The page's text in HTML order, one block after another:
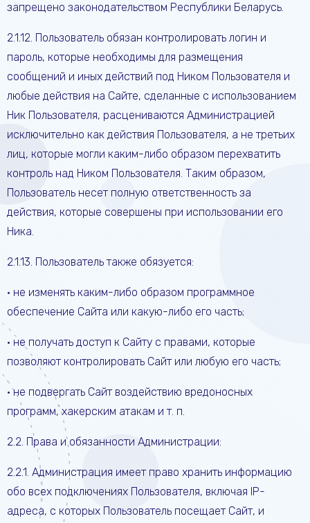
запрещено законодательством Республики Беларусь.
2.1.12. Пользователь обязан контролировать логин и
пароль, которые необходимы для размещения
сообщений и иных действий под Ником Пользователя и
любые действия на Сайте, сделанные с использованием
Ник Пользователя, расцениваются Администрацией
исключительно как действия Пользователя, а не третьих
лиц, которые могли каким-либо образом перехватить
контроль над Ником Пользователя. Таким образом,
Пользователь несет полную ответственность за
действия, которые совершены при использовании его
Ника.
2.1.13. Пользователь также обязуется:
• не изменять каким-либо образом программное
обеспечение Сайта или какую-либо его часть;
• не получать доступ к Сайту с правами, которые
позволяют контролировать Сайт или любую его часть;
• не подвергать Сайт воздействию вредоносных
программ, хакерским атакам и т. п.
2.2. Права и обязанности Администрации:
2.2.1. Администрация имеет право хранить информацию
обо всех подключениях Пользователя, включая IP-
адреса, с которых Пользователь посещает Сайт, и